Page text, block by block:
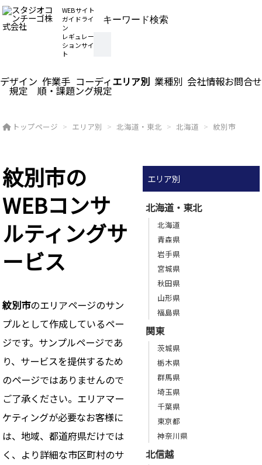
WEBサイト
ガイドライ
ン
レギュレー
ションサイ
ト
デザイン
規定
作業手
順・課題
コーディ
ング規定
エリア別 業種別 会社情報お問合せ
トップページ エリア別 北海道・東北 北海道 紋別市
紋別市の
WEBコンサ
ルティングサ
ービス
紋別市のエリアページのサン
プルとして作成しているペー
ジです。サンプルページであ
り、サービスを提供するため
のページではありませんので
ご了承ください。エリアマー
ケティングが必要なお客様に
は、地域、都道府県だけでは
く、より詳細な市区町村のサ
エリア別
北海道・東北
北海道
青森県
岩手県
宮城県
秋田県
山形県
福島県
関東
茨城県
栃木県
群馬県
埼玉県
千葉県
東京都
神奈川県
北信越